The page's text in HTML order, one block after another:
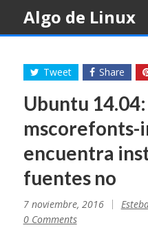
content
Algo de Linux
Tweet Share
Ubuntu
mscorefonts-
encuentra
fuentes no
7 noviembre, 2016
0 Comments